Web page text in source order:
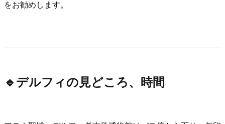
をお勧めします。
🔹デルフィの見どころ、時間